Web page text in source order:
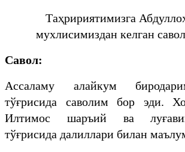
Таҳририятимизга
мухлисимиздан келган
Савол:
Ассаламу алайкум
тўғрисида саволим бор эди.
Илтимос шаръий ва
тўғрисида далиллари билан